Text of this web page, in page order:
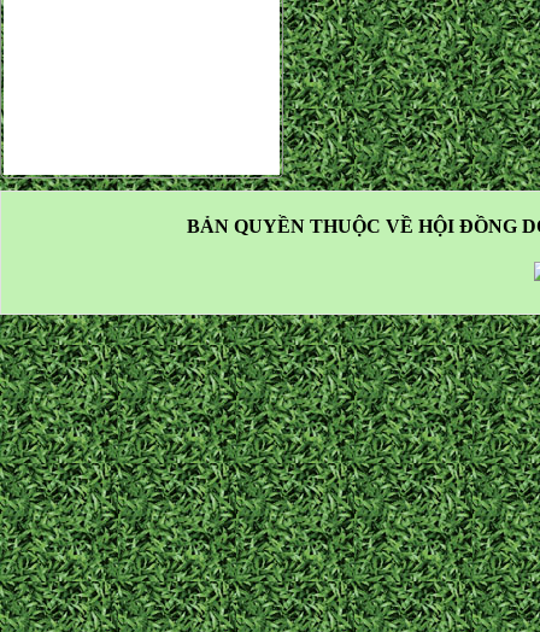
BẢN QUYỀN THUỘC VỀ HỘI ĐỒNG